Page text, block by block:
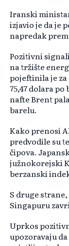
Iranski
izjavio je da je
napredak
Pozitivni
na tržište
pojeftinila je za
75,47 dolara
nafte Brent
barelu.
Kako prenosi
predvodile su
čipova.
južnokorejski
berzanski
S druge
Singapuru
Uprkos
upozoravaju